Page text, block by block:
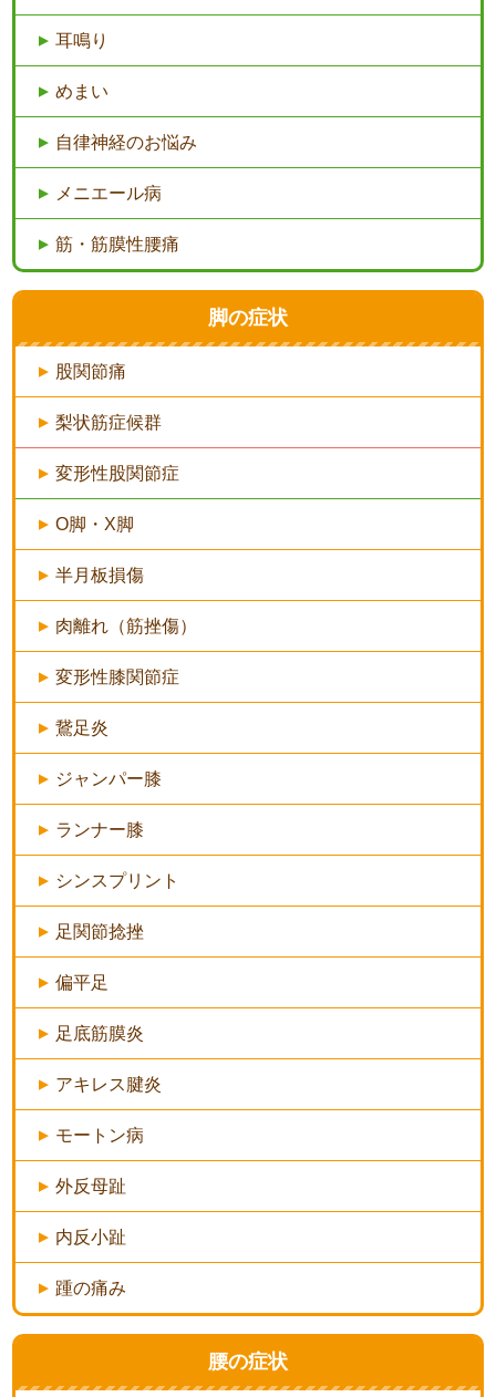
耳鳴り
めまい
自律神経のお悩み
メニエール病
筋・筋膜性腰痛
脚の症状
股関節痛
梨状筋症候群
変形性股関節症
O脚・X脚
半月板損傷
肉離れ（筋挫傷）
変形性膝関節症
鵞足炎
ジャンパー膝
ランナー膝
シンスプリント
足関節捻挫
偏平足
足底筋膜炎
アキレス腱炎
モートン病
外反母趾
内反小趾
踵の痛み
腰の症状